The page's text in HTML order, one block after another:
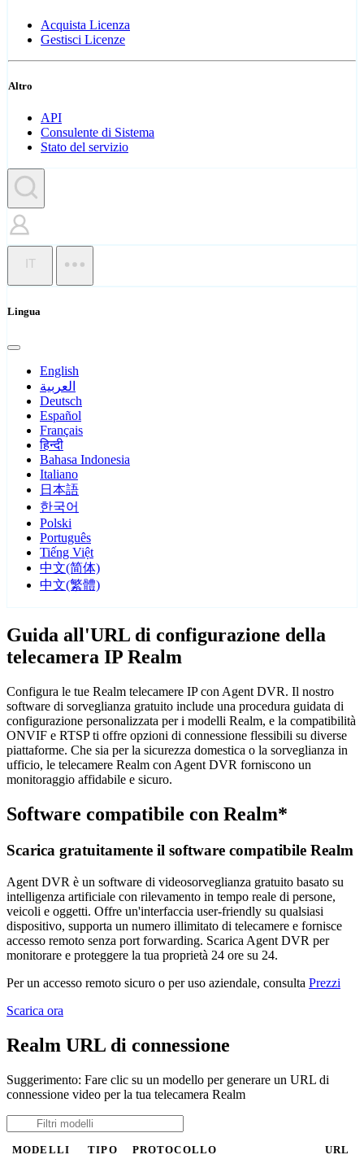
Acquista Licenza
Gestisci Licenze
Altro
API
Consulente di Sistema
Stato del servizio
IT
Lingua
English
العربية
Deutsch
Español
Français
हिन्दी
Bahasa Indonesia
Italiano
日本語
한국어
Polski
Português
Tiếng Việt
中文(简体)
中文(繁體)
Guida all'URL di configurazione della
telecamera IP Realm
Configura le tue Realm telecamere IP con Agent DVR. Il nostro
software di sorveglianza gratuito include una procedura guidata di
configurazione personalizzata per i modelli Realm, e la compatibilità
ONVIF e RTSP ti offre opzioni di connessione flessibili su diverse
piattaforme. Che sia per la sicurezza domestica o la sorveglianza in
ufficio, le telecamere Realm con Agent DVR forniscono un
monitoraggio affidabile e sicuro.
Software compatibile con Realm*
Scarica gratuitamente il software compatibile Realm
Agent DVR è un software di videosorveglianza gratuito basato su
intelligenza artificiale con rilevamento in tempo reale di persone,
veicoli e oggetti. Offre un'interfaccia user-friendly su qualsiasi
dispositivo, supporta un numero illimitato di telecamere e fornisce
accesso remoto senza port forwarding. Scarica Agent DVR per
monitorare e proteggere la tua proprietà 24 ore su 24.
Per un accesso remoto sicuro o per uso aziendale, consulta Prezzi
Scarica ora
Realm URL di connessione
Suggerimento: Fare clic su un modello per generare un URL di
connessione video per la tua telecamera Realm
MODELLI TIPO PROTOCOLLO URL